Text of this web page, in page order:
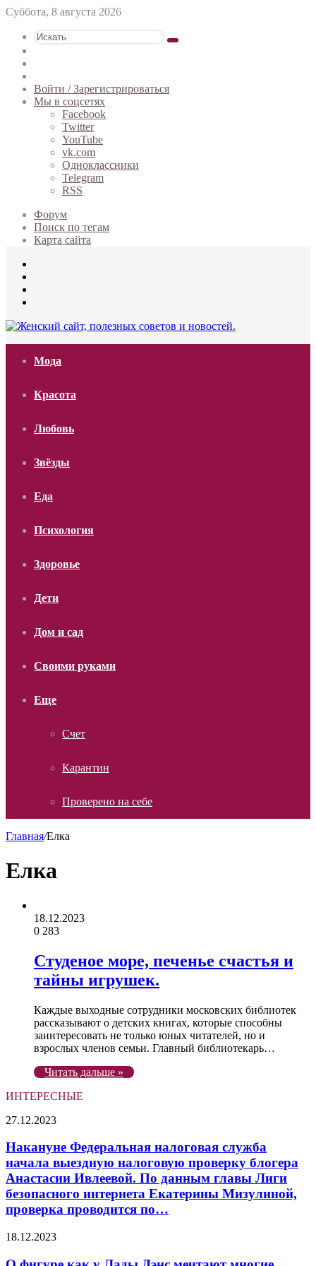
Суббота, 8 августа 2026
Искать
статья
Войти / Зарегистрироваться
Мы в соцсетях
Facebook
Twitter
YouTube
vk.com
Одноклассники
Telegram
RSS
Форум
Поиск по тегам
Карта сайта
Мода
Красота
Любовь
Звёзды
Еда
Психология
Здоровье
Дети
Дом и сад
Своими руками
Еще
Счет
Карантин
Проверено на себе
Главная/Елка
Елка
18.12.2023
0 283
Студеное море, печенье счастья и
тайны игрушек.
Каждые выходные сотрудники московских библиотек
рассказывают о детских книгах, которые способны
заинтересовать не только юных читателей, но и
взрослых членов семьи. Главный библиотекарь…
Читать дальше »
ИНТЕРЕСНЫЕ
Накануне
налоговая
начала
выездную
налоговую
проверку
Анастасии
По
27.12.2023
Накануне Федеральная налоговая служба
начала выездную налоговую проверку блогера
Анастасии Ивлеевой. По данным главы Лиги
безопасного интернета Екатерины Мизулиной,
проверка проводится по…
О
как
18.12.2023